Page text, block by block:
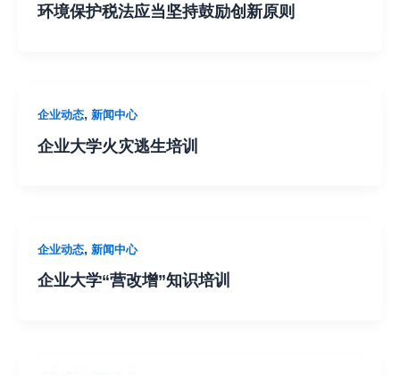
环境保护税法应当坚持鼓励创新原则
企业动态, 新闻中心
企业大学火灾逃生培训
企业动态, 新闻中心
企业大学“营改增”知识培训